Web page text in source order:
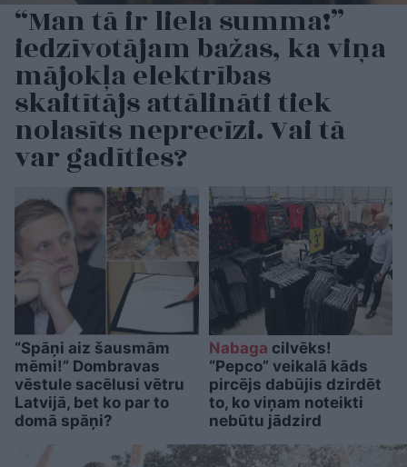
“Man tā ir liela summa!”
iedzīvotājam bažas, ka viņa
mājokļa elektrības
skaitītājs attālināti tiek
nolasīts neprecīzi. Vai tā
var gadīties?
“Spāņi aiz šausmām
mēmi!” Dombravas
vēstule sacēlusi vētru
Latvijā, bet ko par to
domā spāņi?
Nabaga cilvēks!
“Pepco” veikalā kāds
pircējs dabūjis dzirdēt
to, ko viņam noteikti
nebūtu jādzird